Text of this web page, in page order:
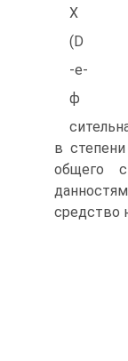
X
(D
-е-
ф
в
общего
средство